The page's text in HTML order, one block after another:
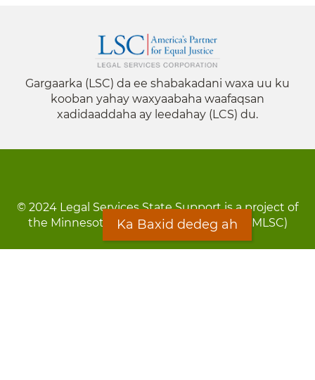
Gargaarka (LSC) da ee shabakadani waxa uu ku
kooban yahay waxyaabaha waafaqsan
xadidaaddaha ay leedahay (LCS) du.
© 2024 Legal Services State Support is a project of
the Minnesota Legal Services Coalition (MLSC)
Ka Baxid dedeg ah